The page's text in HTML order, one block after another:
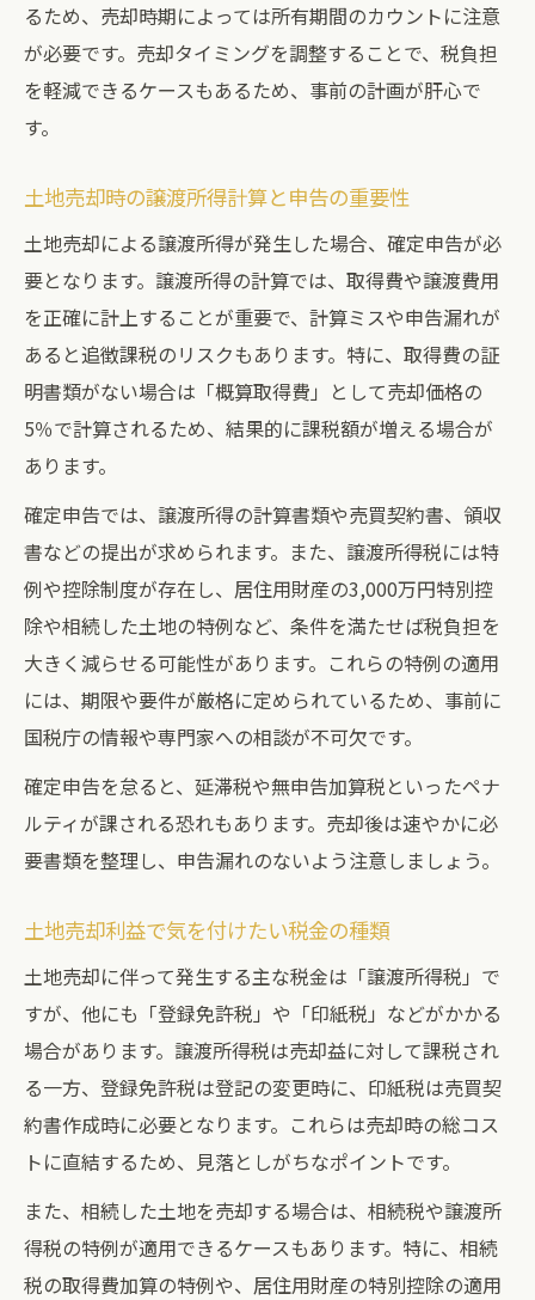
るため、売却時期によっては所有期間のカウントに注意
が必要です。売却タイミングを調整することで、税負担
を軽減できるケースもあるため、事前の計画が肝心で
す。
土地売却時の譲渡所得計算と申告の重要性
土地売却による譲渡所得が発生した場合、確定申告が必
要となります。譲渡所得の計算では、取得費や譲渡費用
を正確に計上することが重要で、計算ミスや申告漏れが
あると追徴課税のリスクもあります。特に、取得費の証
明書類がない場合は「概算取得費」として売却価格の
5％で計算されるため、結果的に課税額が増える場合が
あります。
確定申告では、譲渡所得の計算書類や売買契約書、領収
書などの提出が求められます。また、譲渡所得税には特
例や控除制度が存在し、居住用財産の3,000万円特別控
除や相続した土地の特例など、条件を満たせば税負担を
大きく減らせる可能性があります。これらの特例の適用
には、期限や要件が厳格に定められているため、事前に
国税庁の情報や専門家への相談が不可欠です。
確定申告を怠ると、延滞税や無申告加算税といったペナ
ルティが課される恐れもあります。売却後は速やかに必
要書類を整理し、申告漏れのないよう注意しましょう。
土地売却利益で気を付けたい税金の種類
土地売却に伴って発生する主な税金は「譲渡所得税」で
すが、他にも「登録免許税」や「印紙税」などがかかる
場合があります。譲渡所得税は売却益に対して課税され
る一方、登録免許税は登記の変更時に、印紙税は売買契
約書作成時に必要となります。これらは売却時の総コス
トに直結するため、見落としがちなポイントです。
また、相続した土地を売却する場合は、相続税や譲渡所
得税の特例が適用できるケースもあります。特に、相続
税の取得費加算の特例や、居住用財産の特別控除の適用